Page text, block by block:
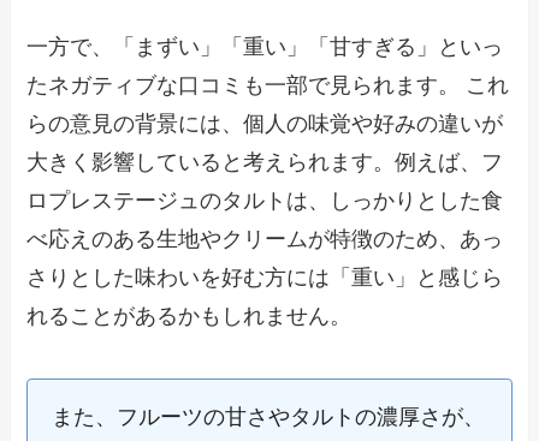
一方で、「まずい」「重い」「甘すぎる」といっ
たネガティブな口コミも一部で見られます。 これ
らの意見の背景には、個人の味覚や好みの違いが
大きく影響していると考えられます。例えば、フ
ロプレステージュのタルトは、しっかりとした食
べ応えのある生地やクリームが特徴のため、あっ
さりとした味わいを好む方には「重い」と感じら
れることがあるかもしれません。
また、フルーツの甘さやタルトの濃厚さが、